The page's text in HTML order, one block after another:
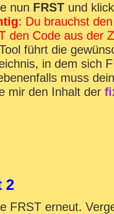
type
type
site:
site: HKU\S-1-5-21-
netsh advfirewall reset
netsh advfirewall set
Bitsadmin /Reset /Allusers
On
nun FRST und
: Du brauchst
den Code aus der
führt die
in dem sich
muss
mir den Inhalt der
2
FRST erneut.